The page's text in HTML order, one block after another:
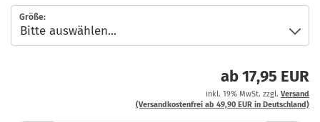
Größe:
ab 17,95 EUR
inkl. 19% MwSt. zzgl. Versand
(Versandkostenfrei ab 49,90 EUR in Deutschland)